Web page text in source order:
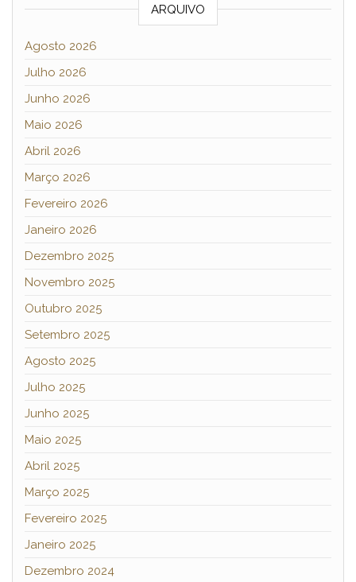
ARQUIVO
Agosto 2026
Julho 2026
Junho 2026
Maio 2026
Abril 2026
Março 2026
Fevereiro 2026
Janeiro 2026
Dezembro 2025
Novembro 2025
Outubro 2025
Setembro 2025
Agosto 2025
Julho 2025
Junho 2025
Maio 2025
Abril 2025
Março 2025
Fevereiro 2025
Janeiro 2025
Dezembro 2024